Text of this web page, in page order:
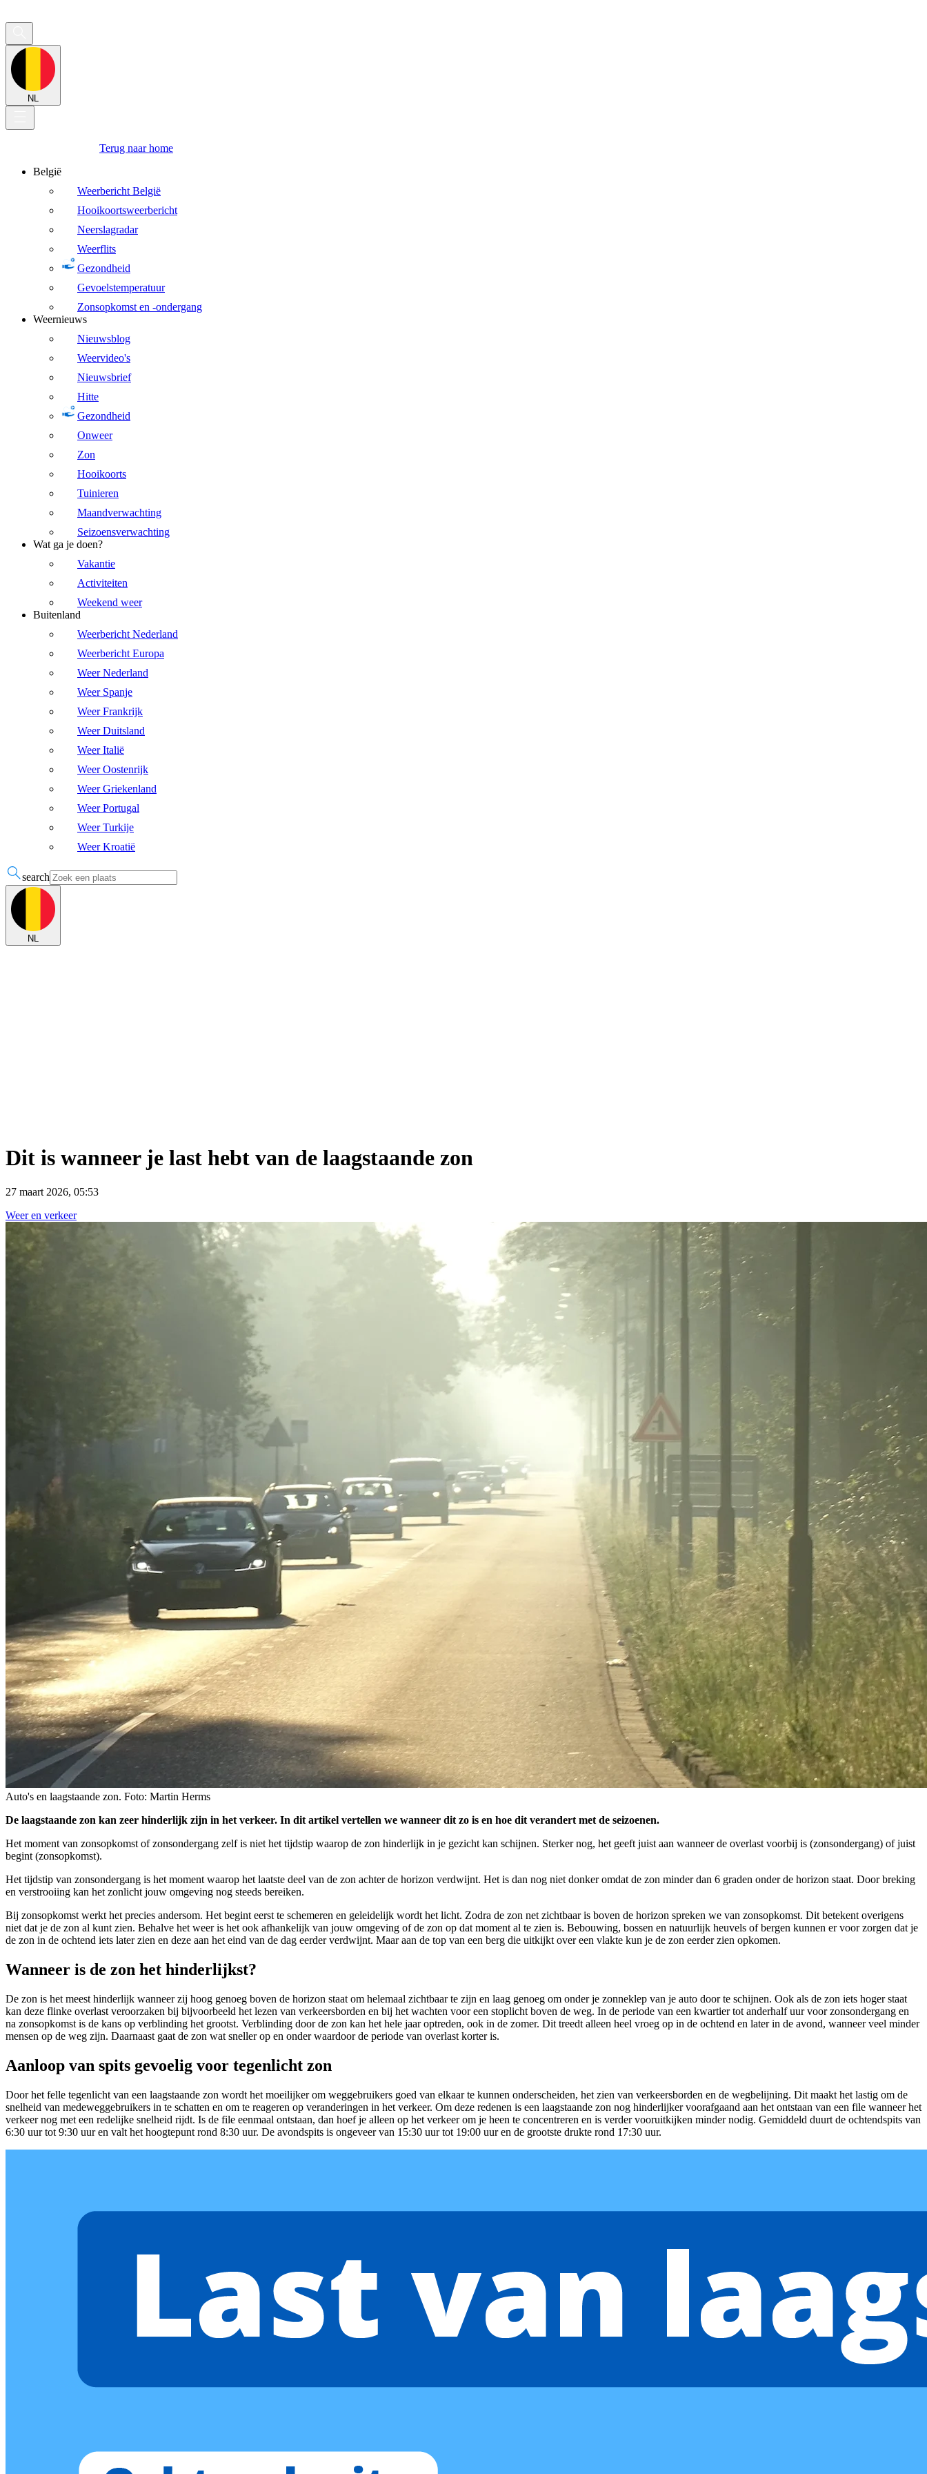
NL
Terug naar home
België
Weerbericht België
Hooikoortsweerbericht
Neerslagradar
Weerflits
Gezondheid
Gevoelstemperatuur
Zonsopkomst en -ondergang
Weernieuws
Nieuwsblog
Weervideo's
Nieuwsbrief
Hitte
Gezondheid
Onweer
Zon
Hooikoorts
Tuinieren
Maandverwachting
Seizoensverwachting
Wat ga je doen?
Vakantie
Activiteiten
Weekend weer
Buitenland
Weerbericht Nederland
Weerbericht Europa
Weer Nederland
Weer Spanje
Weer Frankrijk
Weer Duitsland
Weer Italië
Weer Oostenrijk
Weer Griekenland
Weer Portugal
Weer Turkije
Weer Kroatië
search
NL
Dit is wanneer je last hebt van de laagstaande zon
27 maart 2026, 05:53
Weer en verkeer
Auto's en laagstaande zon. Foto: Martin Herms
De laagstaande zon kan zeer hinderlijk zijn in het verkeer. In dit artikel vertellen we wanneer dit zo is en hoe dit verandert met de seizoenen.
Het moment van zonsopkomst of zonsondergang zelf is niet het tijdstip waarop de zon hinderlijk in je gezicht kan schijnen. Sterker nog, het geeft juist aan wanneer de overlast voorbij is (zonsondergang) of juist
begint (zonsopkomst).
Het tijdstip van zonsondergang is het moment waarop het laatste deel van de zon achter de horizon verdwijnt. Het is dan nog niet donker omdat de zon minder dan 6 graden onder de horizon staat. Door breking
en verstrooiing kan het zonlicht jouw omgeving nog steeds bereiken.
Bij zonsopkomst werkt het precies andersom. Het begint eerst te schemeren en geleidelijk wordt het licht. Zodra de zon net zichtbaar is boven de horizon spreken we van zonsopkomst. Dit betekent overigens
niet dat je de zon al kunt zien. Behalve het weer is het ook afhankelijk van jouw omgeving of de zon op dat moment al te zien is. Bebouwing, bossen en natuurlijk heuvels of bergen kunnen er voor zorgen dat je
de zon in de ochtend iets later zien en deze aan het eind van de dag eerder verdwijnt. Maar aan de top van een berg die uitkijkt over een vlakte kun je de zon eerder zien opkomen.
Wanneer is de zon het hinderlijkst?
De zon is het meest hinderlijk wanneer zij hoog genoeg boven de horizon staat om helemaal zichtbaar te zijn en laag genoeg om onder je zonneklep van je auto door te schijnen. Ook als de zon iets hoger staat
kan deze flinke overlast veroorzaken bij bijvoorbeeld het lezen van verkeersborden en bij het wachten voor een stoplicht boven de weg. In de periode van een kwartier tot anderhalf uur voor zonsondergang en
na zonsopkomst is de kans op verblinding het grootst. Verblinding door de zon kan het hele jaar optreden, ook in de zomer. Dit treedt alleen heel vroeg op in de ochtend en later in de avond, wanneer veel minder
mensen op de weg zijn. Daarnaast gaat de zon wat sneller op en onder waardoor de periode van overlast korter is.
Aanloop van spits gevoelig voor tegenlicht zon
Door het felle tegenlicht van een laagstaande zon wordt het moeilijker om weggebruikers goed van elkaar te kunnen onderscheiden, het zien van verkeersborden en de wegbelijning. Dit maakt het lastig om de
snelheid van medeweggebruikers in te schatten en om te reageren op veranderingen in het verkeer. Om deze redenen is een laagstaande zon nog hinderlijker voorafgaand aan het ontstaan van een file wanneer het
verkeer nog met een redelijke snelheid rijdt. Is de file eenmaal ontstaan, dan hoef je alleen op het verkeer om je heen te concentreren en is verder vooruitkijken minder nodig. Gemiddeld duurt de ochtendspits van
6:30 uur tot 9:30 uur en valt het hoogtepunt rond 8:30 uur. De avondspits is ongeveer van 15:30 uur tot 19:00 uur en de grootste drukte rond 17:30 uur.